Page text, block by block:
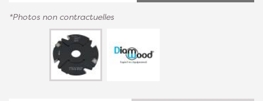
*Photos non contractuelles